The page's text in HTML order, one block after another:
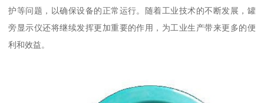
护等问题，以确保设备的正常运行。随着工业技术的不断发展，罐
旁显示仪还将继续发挥更加重要的作用，为工业生产带来更多的便
利和效益。